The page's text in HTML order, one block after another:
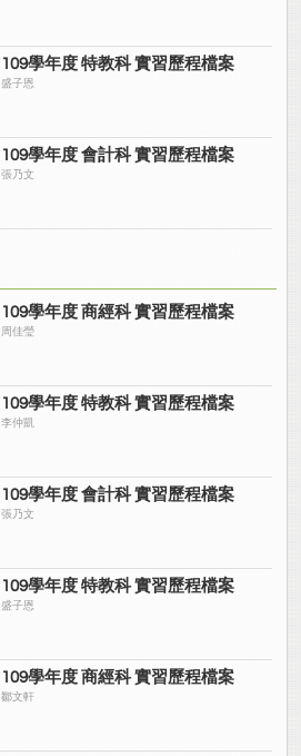
109學年度 特教科 實習歷程檔案
盛子恩
109學年度 會計科 實習歷程檔案
張乃文
109學年度 商經科 實習歷程檔案
周佳瑩
109學年度 特教科 實習歷程檔案
李仲凱
109學年度 會計科 實習歷程檔案
張乃文
109學年度 特教科 實習歷程檔案
盛子恩
109學年度 商經科 實習歷程檔案
鄒文軒